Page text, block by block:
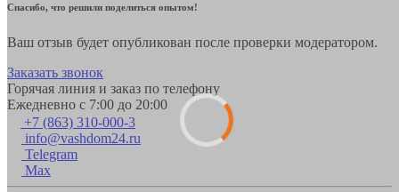
Спасибо, что решили поделиться опытом!
Ваш отзыв будет опубликован после проверки модератором.
Заказать звонок
Горячая линия и заказ по телефону
Ежедневно с 7:00 до 20:00
+7 (863) 310-000-3
info@vashdom24.ru
Telegram
Max